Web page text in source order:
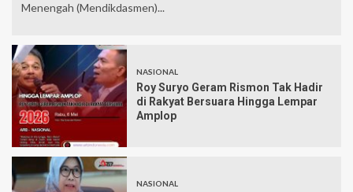
Menengah (Mendikdasmen)...
NASIONAL
Roy Suryo Geram Rismon Tak Hadir
di Rakyat Bersuara Hingga Lempar
Amplop
NASIONAL